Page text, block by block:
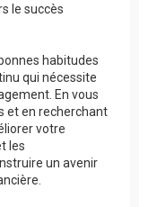
le succès
habitudes
qui nécessite
En vous
et en recherchant
votre
les
un avenir